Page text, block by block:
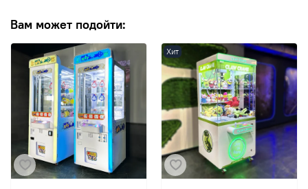
Вам может подойти:
Хит